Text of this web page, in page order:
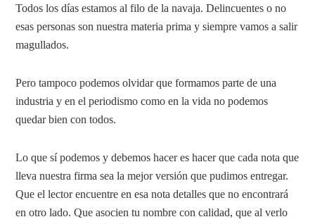
Todos los días estamos al filo de la navaja. Delincuentes o no
esas personas son nuestra materia prima y siempre vamos a salir
magullados.
Pero tampoco podemos olvidar que formamos parte de una
industria y en el periodismo como en la vida no podemos
quedar bien con todos.
Lo que sí podemos y debemos hacer es hacer que cada nota que
lleva nuestra firma sea la mejor versión que pudimos entregar.
Que el lector encuentre en esa nota detalles que no encontrará
en otro lado. Que asocien tu nombre con calidad, que al verlo